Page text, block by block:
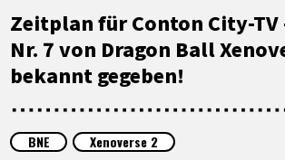
HIGHLIGHTS
VIDEOS
SPECIALS
Zeitplan für Conton City-TV
Nr. 7 von Dragon Ball
bekannt gegeben!
BNE Xenoverse 2